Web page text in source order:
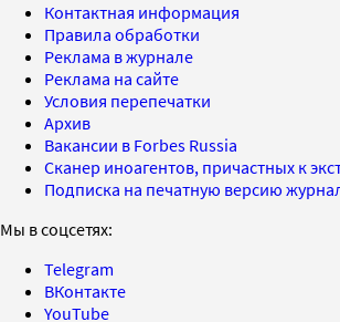
Контактная информация
Правила обработки
Реклама в журнале
Реклама на сайте
Условия перепечатки
Архив
Вакансии в Forbes Russia
Сканер иноагентов, причастных к
Подписка на печатную версию
Мы в соцсетях:
Telegram
ВКонтакте
YouTube